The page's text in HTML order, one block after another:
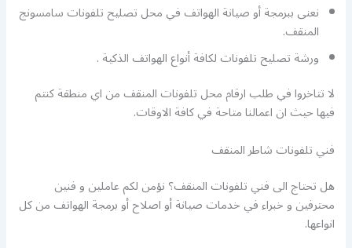
نعنى ببرمجة أو صيانة الهواتف في محل تصليح تلفونات سامسونج
المنقف.
ورشة تصليح تلفونات لكافة أنواع الهواتف الذكية .
لا تتاخروا في طلب ارقام محل تلفونات المنقف من اي منطقة كنتم
فيها حيث ان اعمالنا متاحة في كافة الاوقات.
فني تلفونات شاطر المنقف
هل تحتاج الى فني تلفونات المنقف؟ نؤمن لكم عاملين و فنين
محترفين و خبراء في خدمات صيانة أو اصلاح أو برمجة الهواتف من كل
انواعها.